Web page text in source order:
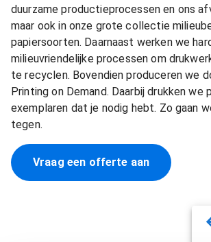
duurzame productieprocessen en ons
maar ook in onze grote collectie
papiersoorten. Daarnaast werken we
milieuvriendelijke processen om
te recyclen. Bovendien produceren we
Printing on Demand. Daarbij drukken we
exemplaren dat je nodig hebt. Zo gaan
tegen.
Vraag een offerte aan